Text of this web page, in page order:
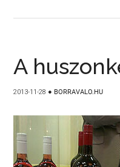
A
2013-11-28 ● BORRAVALO.HU